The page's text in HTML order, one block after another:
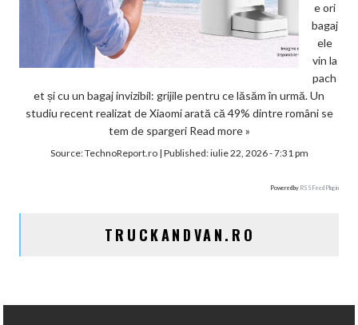
e ori
bagaj
ele
vin la
pach
et și cu un bagaj invizibil: grijile pentru ce lăsăm în urmă. Un
studiu recent realizat de Xiaomi arată că 49% dintre români se
tem de spargeri Read more »
Source:TechnoReport.ro| Published:iulie 22, 2026 - 7:31 pm
Powered by RSS Feed Plugin
TRUCKANDVAN.RO